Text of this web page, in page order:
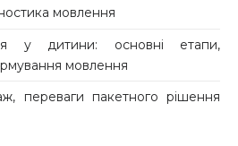
мовлення
у дитини: основні етапи,
мовлення
переваги пакетного рішення